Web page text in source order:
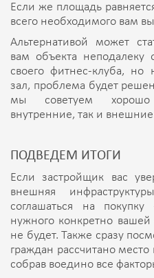
Если же площадь
всего необходимого вам
Альтернативой может
вам объекта
своего фитнес-клуба, но
зал, проблема будет
мы советуем хорошо
внутренние, так и
ПОДВЕДЕМ ИТОГИ
Если застройщик вас
внешняя
соглашаться на
нужного конкретно
не будет. Также сразу
граждан рассчитано
собрав воедино все